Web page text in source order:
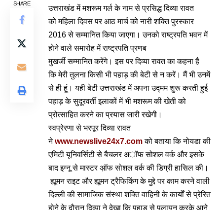
SHARE
उत्तराखंड में मशरूम गर्ल के नाम से प्रसिद्ध दिव्या रावत
को महिला दिवस पर आठ मार्च को नारी शक्ति पुरस्कार
2016 से सम्मानित किया जाएगा। उनको राष्ट्रपति भवन में
होने वाले समारोह में राष्ट्रपति प्रणब
मुखर्जी सम्मानित करेंगे। इस पर दिव्या रावत का कहना है
कि मेरी तुलना किसी भी पहाड़ की बेटी से न करें। मैं भी उनमें
से ही हूं। यही बेटी उत्तराखंड में अपना उद्मम शुरू करती हुई
पहाड़ के सुदूरवर्ती इलाकों में भी मशरूम की खेती को
प्रोत्साहित करने का प्रयास जारी रखेगी।
स्वप्रेरणा से भरपूर दिव्या रावत
ने www.newslive24x7.com को बताया कि नोयडा की
एमिटी यूनिवर्सिटी से बैचलर अॉफ सोशल वर्क और इसके
बाद इग्नू से मास्टर अ़ॉफ सोशल वर्क की डिग्री हासिल की।
ह्यूमन राइट और ह्यूमन ट्रैफिकिंग के मुद्दे पर काम करने वाली
दिल्ली की सामाजिक संस्था शक्ति वाहिनी के कार्यों से प्रेरित
होने के दौरान दिव्या ने देखा कि पहाड़ से पलायन करके आने